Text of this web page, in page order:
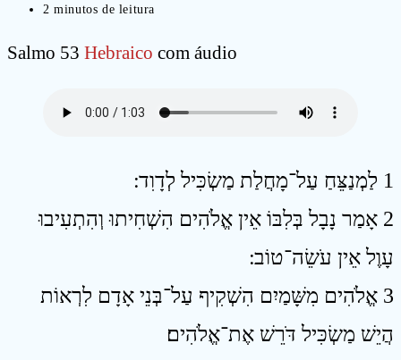
post:
do
Tempo
2 minutos de leitura
Salmo 53 Hebraico com áudio
1 לַמְנַצֵּחַ עַל־מָחֲלַת מַשְׂכִּיל לְדָוִד ׃
2 אָמַר נָבָל בְּלִבּוֹ אֵין אֱלֹהִים הִשְׁחִיתוּ וְהִתְעִיבוּ
עָוֶל אֵין עֹשֵׂה־טוֹב ׃
3 אֱלֹהִים מִשָּׁמַיִם הִשְׁקִיף עַל־בְּנֵי אָדָם לִרְאוֹת
הֲיֵשׁ מַשְׂכִּיל דֹּרֵשׁ אֶת־אֱלֹהִים׃